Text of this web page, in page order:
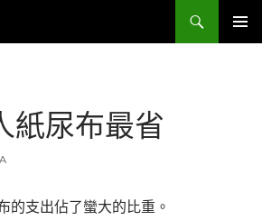
紙尿布最省
的支出佔了蠻大的比重。